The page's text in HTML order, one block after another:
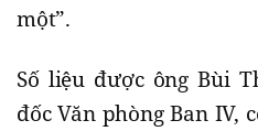
một”.
Số liệu được ông Bùi
đốc Văn phòng Ban IV,